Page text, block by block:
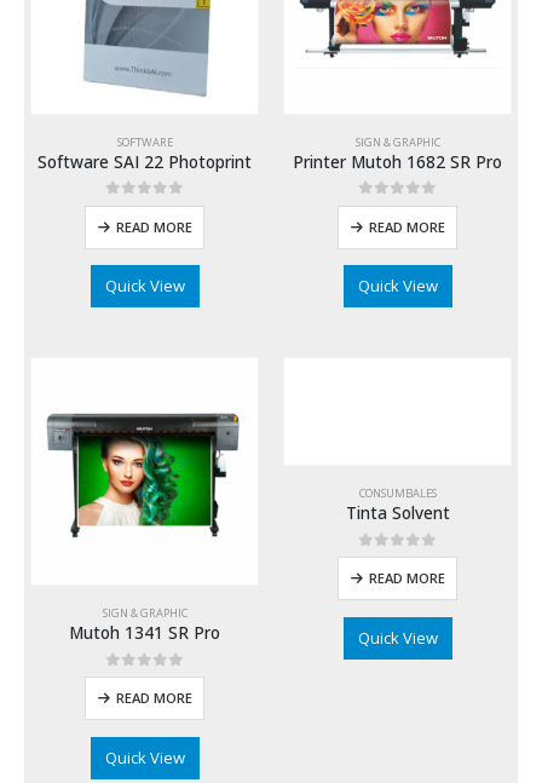
SOFTWARE
Software SAI 22 Photoprint
0out of 5
READ MORE
Quick View
SIGN & GRAPHIC
Printer Mutoh 1682 SR Pro
0out of 5
READ MORE
Quick View
SIGN & GRAPHIC
Mutoh 1341 SR Pro
0out of 5
READ MORE
Quick View
CONSUMBALES
Tinta Solvent
0out of 5
READ MORE
Quick View